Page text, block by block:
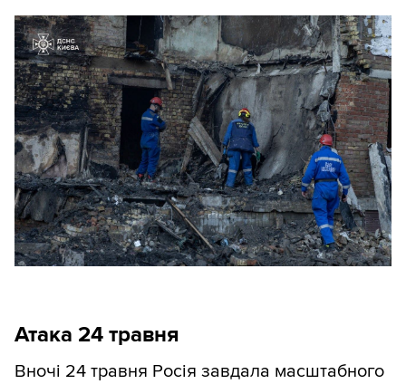
Атака 24 травня
Вночі 24 травня Росія завдала масштабного